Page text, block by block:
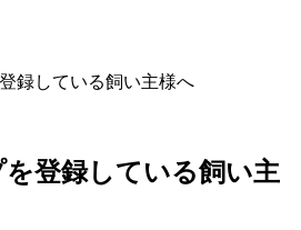
録している飼い主様へ
登録している飼い主